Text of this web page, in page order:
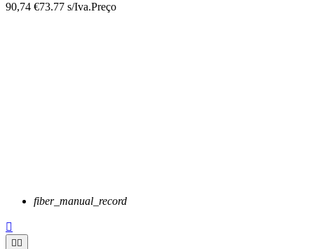
90,74 €73.77 s/Iva.Preço
fiber_manual_record

 